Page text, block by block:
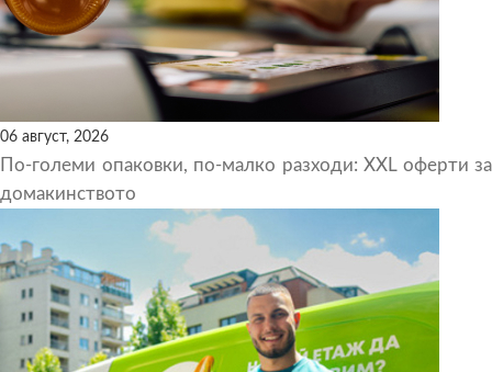
06 август, 2026
По-големи опаковки, по-малко разходи: XXL оферти за
домакинството